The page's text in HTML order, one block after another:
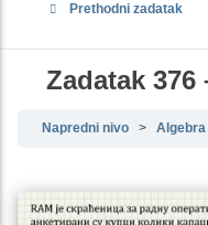
Prethodni zadatak
Zadatak
Napredni nivo